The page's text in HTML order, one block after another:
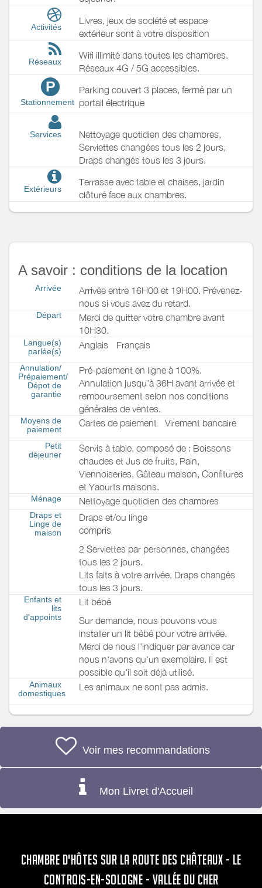
Activités
Livres, jeux de société et espace
extérieur sont à votre disposition
Réseaux
Wifi illimité dans toutes les chambres.
Réseaux 4G / 5G accessibles.
P
Stationnement
Parking couvert 3 places, fermé par un
portail électrique
Services
Nettoyage quotidien des chambres,
Serviettes changées tous les 2 jours,
Draps changés tous les 3 jours.
Extérieurs
Terrasse avec table et chaises, jardin
clôturé face aux chambres.
A savoir : conditions de la location
Arrivée
Arrivée entre 16H00 et 19H00. Prévenez-
nous si vous avez du retard.
Départ
Merci de quitter votre chambre avant
10H30.
Langue(s)
parlée(s)
Anglais Français
Annulation/
Prépaiement/
Dépot de
garantie
Pré-paiement en ligne à 100%.
Annulation jusqu'à 36H avant arrivée et
remboursement selon nos conditions
générales de ventes.
Moyens de
paiement
Cartes de paiement Virement bancaire
Petit
déjeuner
Servis à table, composé de : Boissons
chaudes et Jus de fruits, Pain,
Viennoiseries, Gâteau maison, Confitures
et Yaourts maisons.
Ménage Nettoyage quotidien des chambres
Draps et
Linge de
maison
Draps et/ou linge
compris
2 Serviettes par personnes, changées
tous les 2 jours.
Lits faits à votre arrivée, Draps changés
tous les 3 jours.
Enfants et
lits
d'appoints
Lit bébé
Sur demande, nous pouvons vous
installer un lit bébé pour votre arrivée.
Merci de nous l'indiquer par avance car
nous n'avons qu'un exemplaire. Il est
possible qu'il soit déjà utilisé.
Animaux
domestiques
Les animaux ne sont pas admis.
Voir mes recommandations
Mon Livret d'Accueil
CHAMBRE D'HÔTES SUR LA ROUTE DES CHÂTEAUX - LE
CONTROIS-EN-SOLOGNE - VALLÉE DU CHER